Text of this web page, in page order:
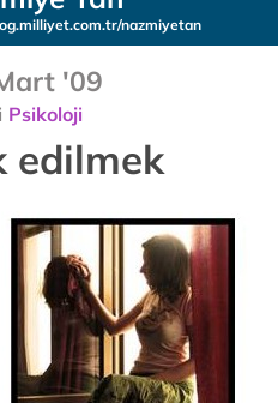
nazmiyetan
'09
Psikoloji
edilmek